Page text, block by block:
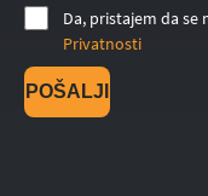
Da, pristajem da
Privatnosti
POŠALJI